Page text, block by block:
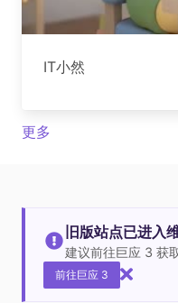
IT小然
更多
旧版站点已进入
建议前往巨应 3 获
前往巨应 3